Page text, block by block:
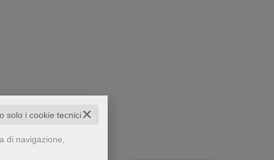
✕
solo i cookie tecnici
di navigazione,